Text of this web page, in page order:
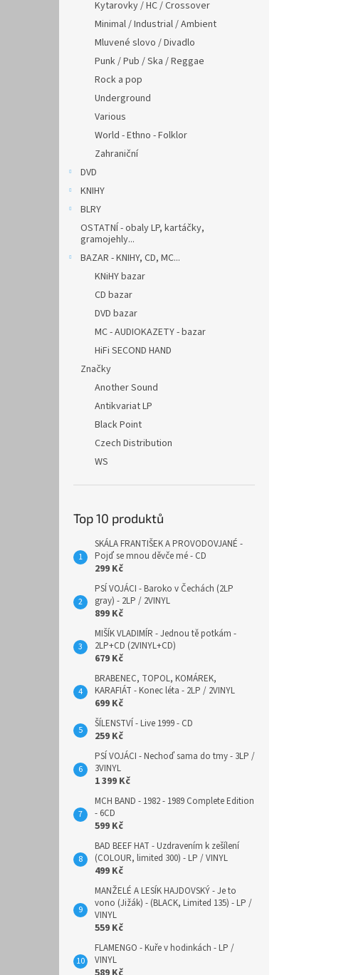
Kytarovky / HC / Crossover
Minimal / Industrial / Ambient
Mluvené slovo / Divadlo
Punk / Pub / Ska / Reggae
Rock a pop
Underground
Various
World - Ethno - Folklor
Zahraniční
DVD
KNIHY
BLRY
OSTATNÍ - obaly LP, kartáčky,
gramojehly...
BAZAR - KNIHY, CD, MC...
KNiHY bazar
CD bazar
DVD bazar
MC - AUDIOKAZETY - bazar
HiFi SECOND HAND
Značky
Another Sound
Antikvariat LP
Black Point
Czech Distribution
WS
Top 10 produktů
SKÁLA FRANTIŠEK A PROVODOVJANÉ -
Pojď se mnou děvče mé - CD
299 Kč
PSÍ VOJÁCI - Baroko v Čechách (2LP
gray) - 2LP / 2VINYL
899 Kč
MIŠÍK VLADIMÍR - Jednou tě potkám -
2LP+CD (2VINYL+CD)
679 Kč
BRABENEC, TOPOL, KOMÁREK,
KARAFIÁT - Konec léta - 2LP / 2VINYL
699 Kč
ŠÍLENSTVÍ - Live 1999 - CD
259 Kč
PSÍ VOJÁCI - Nechoď sama do tmy - 3LP /
3VINYL
1 399 Kč
MCH BAND - 1982 - 1989 Complete Edition
- 6CD
599 Kč
BAD BEEF HAT - Uzdravením k zešílení
(COLOUR, limited 300) - LP / VINYL
499 Kč
MANŽELÉ A LESÍK HAJDOVSKÝ - Je to
vono (Jižák) - (BLACK, Limited 135) - LP /
VINYL
559 Kč
FLAMENGO - Kuře v hodinkách - LP /
VINYL